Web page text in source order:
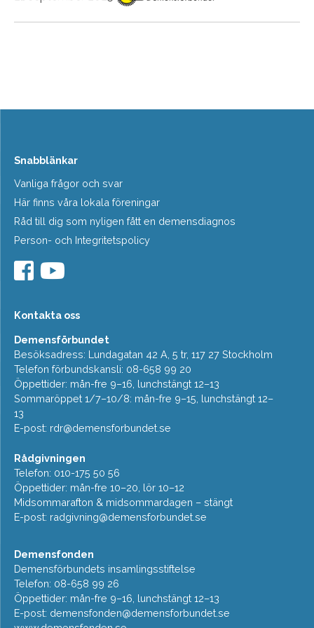
Snabblänkar
Vanliga frågor och svar
Här finns våra lokala föreningar
Råd till dig som nyligen fått en demensdiagnos
Person- och Integritetspolicy
Kontakta oss
Demensförbundet
Besöksadress: Lundagatan 42 A, 5 tr, 117 27 Stockholm
Telefon förbundskansli: 08-658 99 20
Öppettider: mån-fre 9–16, lunchstängt 12–13
Sommaröppet 1/7–10/8: mån-fre 9–15, lunchstängt 12–
13
E-post: rdr@demensforbundet.se
Rådgivningen
Telefon: 010-175 50 56
Öppettider: mån-fre 10–20, lör 10–12
Midsommarafton & midsommardagen – stängt
E-post: radgivning@demensforbundet.se
Demensfonden
Demensförbundets insamlingsstiftelse
Telefon: 08-658 99 26
Öppettider: mån-fre 9–16, lunchstängt 12–13
E-post: demensfonden@demensforbundet.se